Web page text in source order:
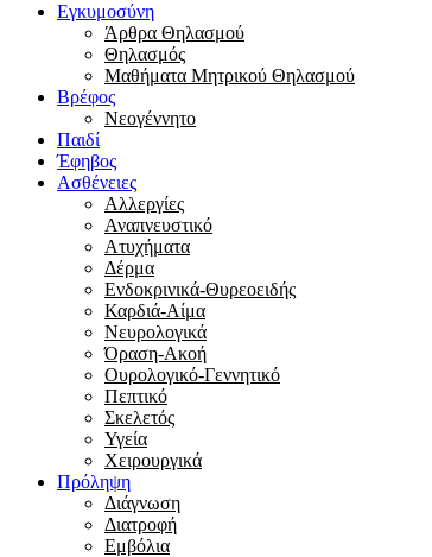
Εγκυμοσύνη
Άρθρα Θηλασμού
Θηλασμός
Μαθήματα Μητρικού Θηλασμού
Βρέφος
Νεογέννητο
Παιδί
Έφηβος
Ασθένειες
Αλλεργίες
Αναπνευστικό
Ατυχήματα
Δέρμα
Ενδοκρινικά-Θυρεοειδής
Καρδιά-Αίμα
Νευρολογικά
Όραση-Ακοή
Ουρολογικό-Γεννητικό
Πεπτικό
Σκελετός
Υγεία
Χειρουργικά
Πρόληψη
Διάγνωση
Διατροφή
Εμβόλια